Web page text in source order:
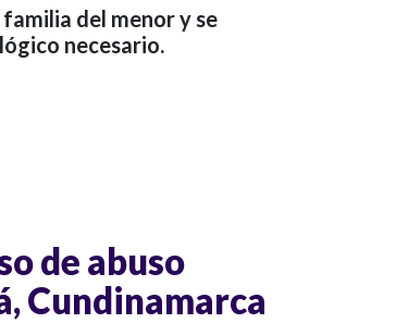
del menor y se
necesario.
de abuso
Cundinamarca